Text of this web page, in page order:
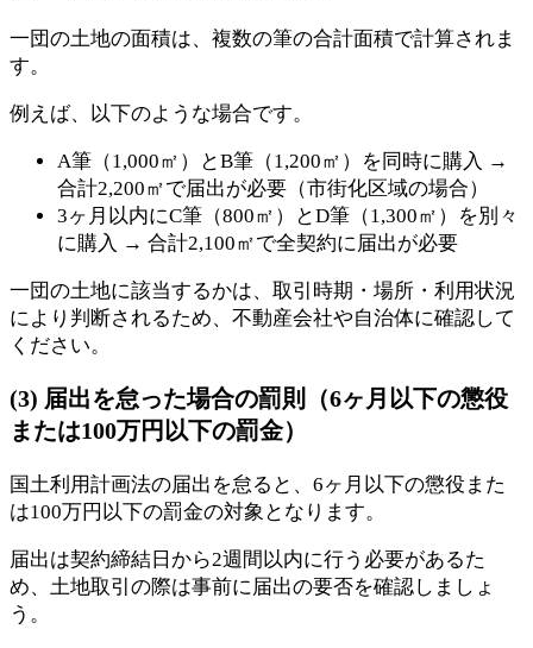
一団の土地の面積は、複数の筆の合計面積で計算されま
す。
例えば、以下のような場合です。
A筆（1,000㎡）とB筆（1,200㎡）を同時に購入 →
合計2,200㎡で届出が必要（市街化区域の場合）
3ヶ月以内にC筆（800㎡）とD筆（1,300㎡）を別々
に購入 → 合計2,100㎡で全契約に届出が必要
一団の土地に該当するかは、取引時期・場所・利用状況
により判断されるため、不動産会社や自治体に確認して
ください。
(3) 届出を怠った場合の罰則（6ヶ月以下の懲役
または100万円以下の罰金）
国土利用計画法の届出を怠ると、6ヶ月以下の懲役また
は100万円以下の罰金の対象となります。
届出は契約締結日から2週間以内に行う必要があるた
め、土地取引の際は事前に届出の要否を確認しましょ
う。